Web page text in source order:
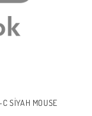
SIYAH MOUSE